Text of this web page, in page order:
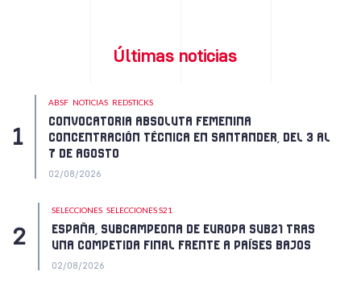
Últimas noticias
ABSF NOTICIAS REDSTICKS
CONVOCATORIA ABSOLUTA FEMENINA
CONCENTRACIÓN TÉCNICA EN SANTANDER, DEL 3 AL
7 DE AGOSTO
02/08/2026
SELECCIONES SELECCIONES S21
ESPAÑA, SUBCAMPEONA DE EUROPA SUB21 TRAS
UNA COMPETIDA FINAL FRENTE A PAÍSES BAJOS
02/08/2026